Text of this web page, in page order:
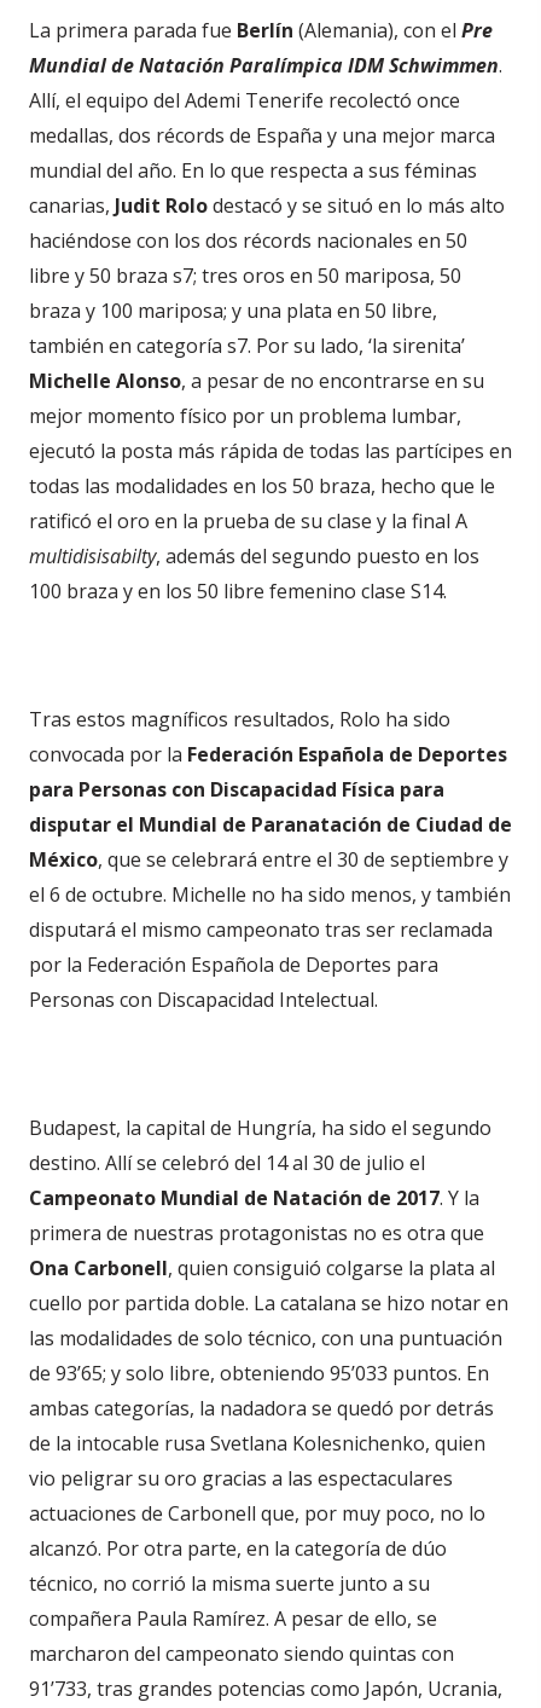
La primera parada fue Berlín (Alemania), con el Pre
Mundial de Natación Paralímpica IDM Schwimmen.
Allí, el equipo del Ademi Tenerife recolectó once
medallas, dos récords de España y una mejor marca
mundial del año. En lo que respecta a sus féminas
canarias, Judit Rolodestacó y se situó en lo más alto
haciéndose con los dos récords nacionales en 50
libre y 50 braza s7; tres oros en 50 mariposa, 50
braza y 100 mariposa; y una plata en 50 libre,
también en categoría s7. Por su lado, ‘la sirenita’
Michelle Alonso, a pesar de no encontrarse en su
mejor momento físico por un problema lumbar,
ejecutó la posta más rápida de todas las partícipes en
todas las modalidades en los 50 braza, hecho que le
ratificó el oro en la prueba de su clase y la final A
multidisisabilty, además del segundo puesto en los
100 braza y en los 50 libre femenino clase S14.
Tras estos magníficos resultados, Rolo ha sido
convocada por la Federación Española de Deportes
para Personas con Discapacidad Física para
disputar el Mundial de Paranatación de Ciudad de
México, que se celebrará entre el 30 de septiembre y
el 6 de octubre. Michelle no ha sido menos, y también
disputará el mismo campeonato tras ser reclamada
por la Federación Española de Deportes para
Personas con Discapacidad Intelectual.
Budapest, la capital de Hungría, ha sido el segundo
destino. Allí se celebró del 14 al 30 de julio el
Campeonato Mundial de Natación de 2017. Y la
primera de nuestras protagonistas no es otra que
Ona Carbonell, quien consiguió colgarse la plata al
cuello por partida doble. La catalana se hizo notar en
las modalidades de solo técnico, con una puntuación
de 93’65; y solo libre, obteniendo 95’033 puntos. En
ambas categorías, la nadadora se quedó por detrás
de la intocable rusa Svetlana Kolesnichenko, quien
vio peligrar su oro gracias a las espectaculares
actuaciones de Carbonell que, por muy poco, no lo
alcanzó. Por otra parte, en la categoría de dúo
técnico, no corrió la misma suerte junto a su
compañera Paula Ramírez. A pesar de ello, se
marcharon del campeonato siendo quintas con
91’733, tras grandes potencias como Japón, Ucrania,